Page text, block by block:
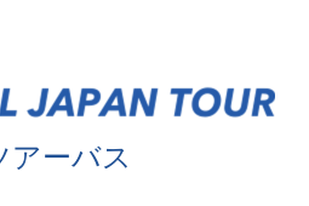
アーバス